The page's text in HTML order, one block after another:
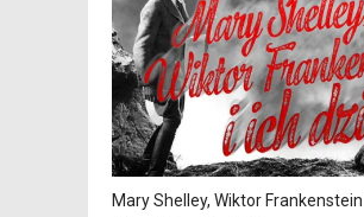
Mary Shelley, Wiktor Frankenstein